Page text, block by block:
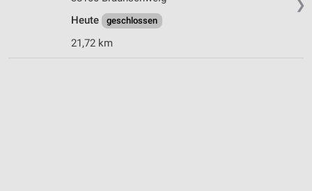
❯
Heute
geschlossen
21,72 km